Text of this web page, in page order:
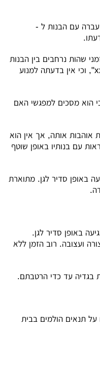
עם הבנות ל -
שהות נרחבים בין הבנות
", וכי אין בדעתה למנוע
הוא מסכים למפגשי האם
אוהבות אותה, אך אין הוא
עם בנותיו באופן שוטף
באופן סדיר לגן. מתוארת
באופן סדיר לגן.
ועצובה. רוב הזמן ללא
בגדיה עד כדי הרטבתם.
על תנאים הולמים בבית